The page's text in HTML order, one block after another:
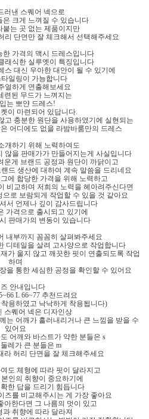
러낸 스퀘어 넥으로
은 크게 느껴질 수 있습니다
붙는 곳 없는 제품이지만
리 단면만 잘 체크해서 선택해주세요
한 가격의 맥시 드레스입니다
래식한 실루엣이 특징입니다
스 대신 우아한 대안이 될 수 있기에
일링이 가능합니다
얼하게 연출해보세요
련된 무드가 느껴지는
는 뽀얀 드레스!
이 마련되어 있답니다.
고 충분한 원단을 사용하였기에 실현되는
어디에도 없을 라밤바룸만의 드레스
개하기 위해 노력하여도
않을 판매가가 만들어지는게 사실입니다
운게 브랜드 공정과 원단이 까닭이고
드 생산에 대하여 계속 말씀을 드리네요
에 합당한 가격을 위해 노력하고
비교하며 저희의 노력을 헤아려주신다면
로 보람되게 작업할 수 있을 것 같아요
서 언제나 깊이 감사드립니다
가격으로 출시되고 있기에
판매가의 변동이 있습니다
내부까지 꼼꼼히 살펴봐주세요
디테일을 살려 고사양으로 작업합니다
가 울지 않고 깨끗한 핏이 연출되도록 작업
하며
을 통한 세심한 공정을 확인할 수 있어요
안내입니다
L 66~77 추천드려요
착용하였고 낙낙하게 착용됩니다)
스퀘어 넥은 디자인상
는 어깨가 흘러내리거나 큰 느낌을 받을 수
있어요
어깨와 바스트가 약한 분들은 s
레가 큰 분들은 m
라 허리 단면을 잘 체크해주세요
도 체형에 따라 핏이 달라지고
인의 취향이 중요하기에
한 답을 드리기 힘듭니다
즈를 비교해주시는 게 가장 좋아요
아한다면 그 나름의 멋이 있고
과 취향에 따라 달라져